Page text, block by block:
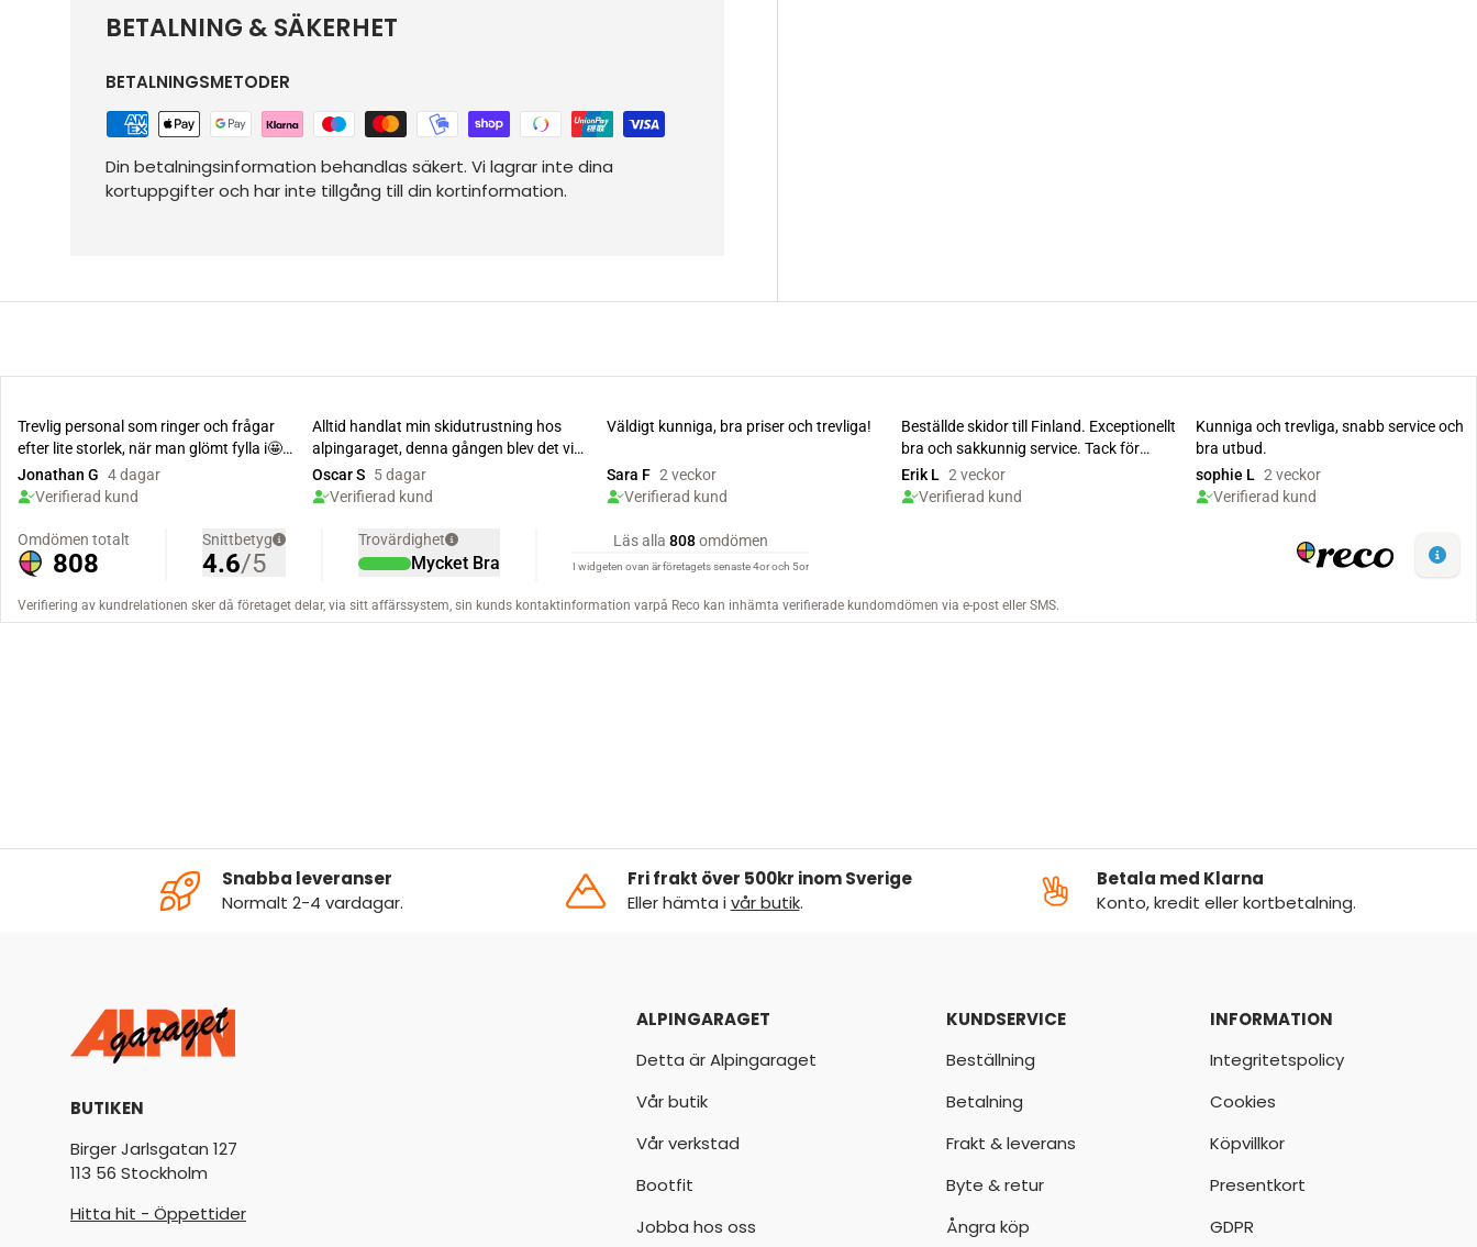
BETALNING & SÄKERHET
BETALNINGSMETODER
Din betalningsinformation behandlas säkert. Vi lagrar inte dina
kortuppgifter och har inte tillgång till din kortinformation.
Snabba leveranser
Normalt 2-4 vardagar.
Fri frakt över 500kr inom Sverige
Eller hämta ivår butik.
Betala med Klarna
Konto, kredit eller kortbetalning.
BUTIKEN
Birger Jarlsgatan 127
113 56 Stockholm
Hitta hit - Öppettider
ALPINGARAGET
Detta är Alpingaraget
Vår butik
Vår verkstad
Bootfit
Jobba hos oss
KUNDSERVICE
Beställning
Betalning
Frakt & leverans
Byte & retur
Ångra köp
INFORMATION
Integritetspolicy
Cookies
Köpvillkor
Presentkort
GDPR